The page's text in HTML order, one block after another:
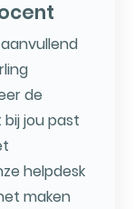
de
jou past
helpdesk
maken